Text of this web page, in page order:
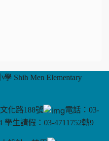
Shih Men Elementary
化路188號
電話：03-
學生請假：03-4711752轉9